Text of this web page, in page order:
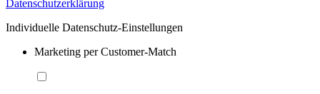
Datenschutzerklärung
Individuelle Datenschutz-Einstellungen
Marketing per Customer-Match